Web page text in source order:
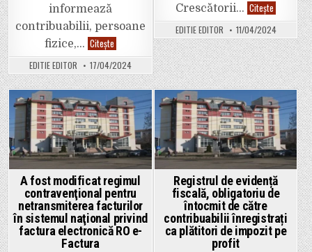
informează
contribuabilii, persoane
fizice,… CiteșteA
cincea
ediție
din
2024,
de
titluri
de
stat
TEZAUR,
are
dobânzi
neimpozabile
de
până
la
6,85%
pe
an
EDITIE EDITOR 17/04/2024
Crescătorii… Citește
–
Noua
subvenție
pe
hectar
pentru
crescătorii
de
bovine.
EDITIE EDITOR 11/04/2024
Posted
in
A fost modificat regimul
contravenţional pentru
netransmiterea facturilor
în sistemul naţional privind
factura electronică RO e-
Factura
Posted
in
Registrul de evidență
fiscală, obligatoriu de
întocmit de către
contribuabilii înregistrați
ca plătitori de impozit pe
profit